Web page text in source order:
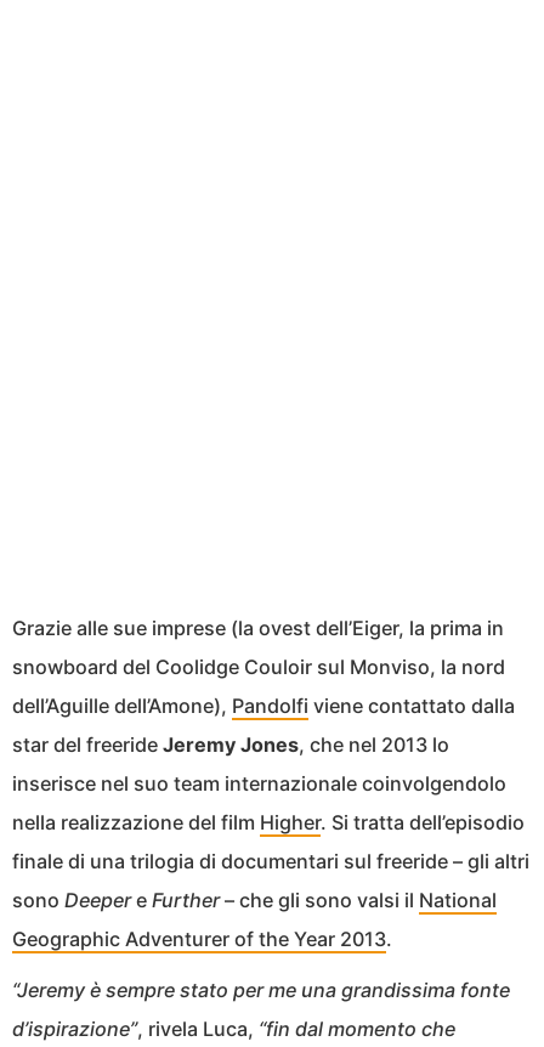
Grazie alle sue imprese (la ovest dell’Eiger, la prima in
snowboard del Coolidge Couloir sul Monviso, la nord
dell’Aguille dell’Amone), Pandolfi viene contattato dalla
star del freeride Jeremy Jones, che nel 2013 lo
inserisce nel suo team internazionale coinvolgendolo
nella realizzazione del film Higher. Si tratta dell’episodio
finale di una trilogia di documentari sul freeride – gli altri
sono Deepere Further– che gli sono valsi il National
Geographic Adventurer of the Year 2013.
“Jeremy è sempre stato per me una grandissima fonte
d’ispirazione”, rivela Luca, “fin dal momento che